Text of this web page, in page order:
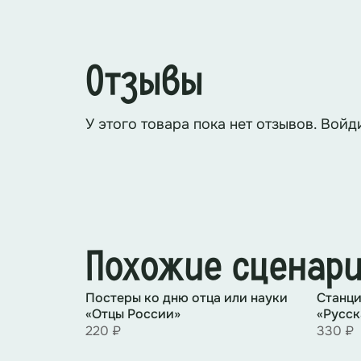
Беслана, и каждый из нас должен
Ведущие отходят в сторону,
Отзывы
У этого товара пока нет отзывов.
Похожие
Постеры ко дню отца или науки
«Отцы России»
220 ₽
330 ₽